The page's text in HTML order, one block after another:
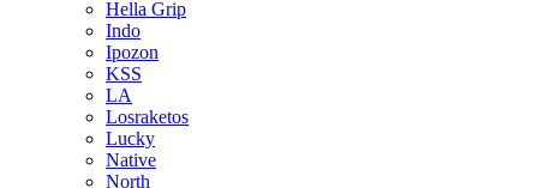
Hella Grip
Indo
Ipozon
KSS
LA
Losraketos
Lucky
Native
North